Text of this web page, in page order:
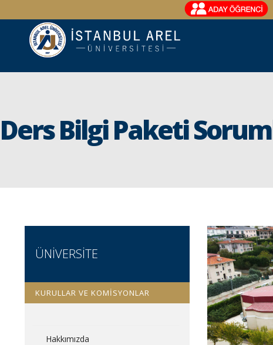
Ders Bilgi Paketi
ÜNİVERSİTE
KURULLAR VE KOMİSYONLAR
Hakkımızda